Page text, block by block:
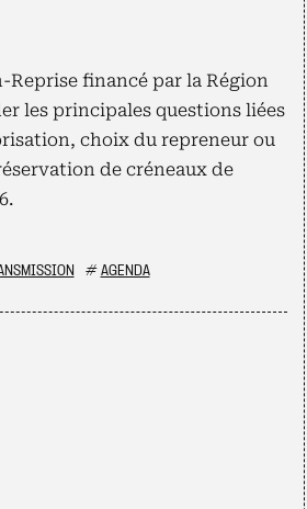
Reprise financé par la Région
les principales questions liées
choix du repreneur ou
de créneaux de
# AGENDA